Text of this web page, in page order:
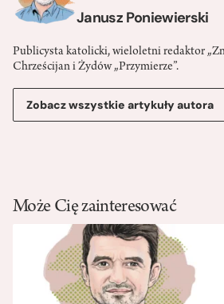
Janusz Poniewierski
Publicysta katolicki, wieloletni redaktor
Chrześcijan i Żydów „Przymierze”.
Zobacz wszystkie artykuły autora
Może Cię zainteresować